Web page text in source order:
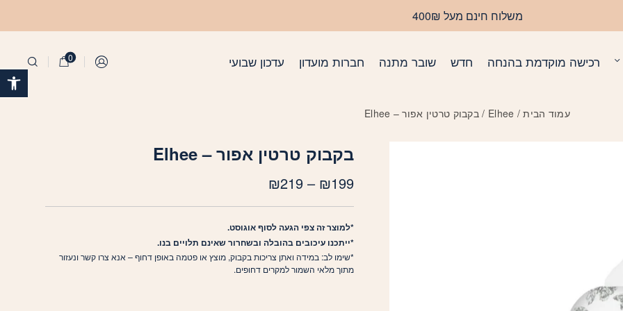
משלוח חינם מעל 400₪
רכישה מוקדמת בהנחה חדש שובר מתנה חברות מועדון עדכון שבועי 0
עמוד הבית/
Elhee / בקבוק טרטין אפור – Elhee
בקבוק טרטין אפור – Elhee
₪199
–
₪219
עד
⁦₪219⁩
*למוצר זה צפי הגעה לסוף אוגוסט.
*ייתכנו עיכובים בהובלה ובשחרור שאינם תלויים בנו.
*שימו לב: במידה ואתן צריכות בקבוק, מוצץ או פטמה באופן דחוף – אנא צרו קשר ונעזור
מתוך מלאי השמור למקרים דחופים.